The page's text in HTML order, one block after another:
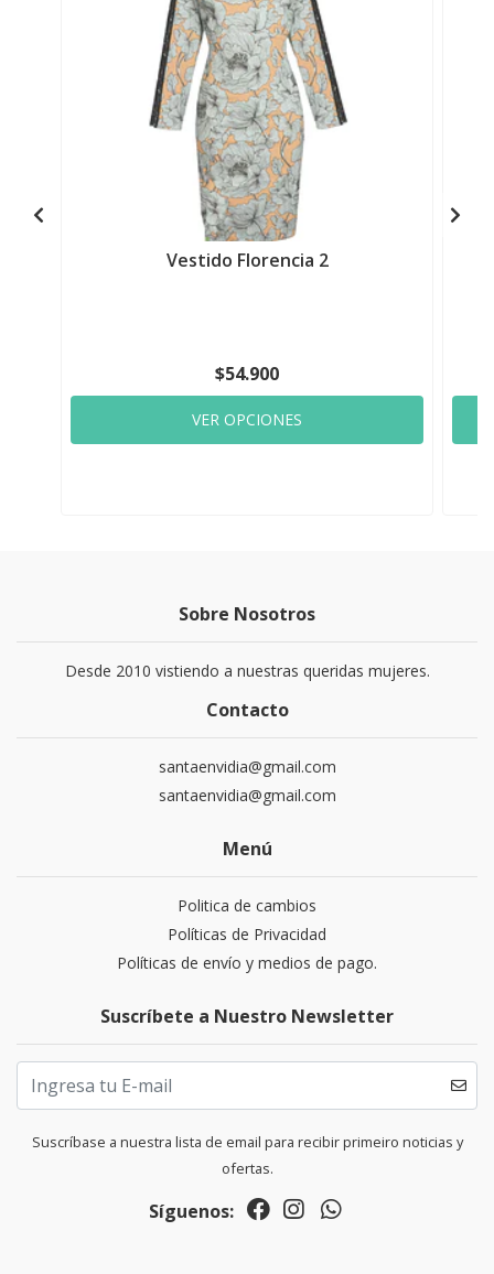
Vestido Florencia 2
$54.900
VER OPCIONES
Sobre Nosotros
Desde 2010 vistiendo a nuestras queridas mujeres.
Contacto
santaenvidia@gmail.com
santaenvidia@gmail.com
Menú
Politica de cambios
Políticas de Privacidad
Políticas de envío y medios de pago.
Suscríbete a Nuestro Newsletter
Suscríbase a nuestra lista de email para recibir primeiro noticias y
ofertas.
Síguenos: